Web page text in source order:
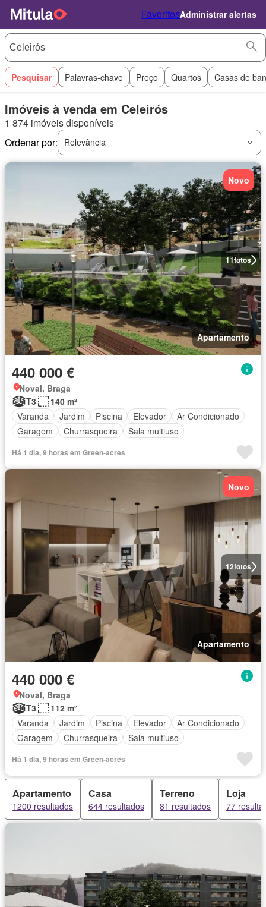
FavoritosAdministrar alertas
Pesquisar Palavras-chave Preço Quartos Casas de
Imóveis à venda em Celeirós
1 874 imóveis disponíveis
Ordenar por:
Relevância
11fotos
Novo
Apartamento
440 000 €
Noval, Braga
T3
140 m²
Varanda
Jardim Piscina Elevador
Ar Condicionado
Garagem
Churrasqueira Sala multiuso
Há 1 dia, 9 horas em Green-acres
12fotos
Novo
Apartamento
440 000 €
Noval, Braga
T3
112 m²
Varanda
Jardim Piscina Elevador
Ar Condicionado
Garagem
Churrasqueira Sala multiuso
Há 1 dia, 9 horas em Green-acres
Apartamento
1200 resultados
Casa
644 resultados
Terreno
81 resultados
Loja
77